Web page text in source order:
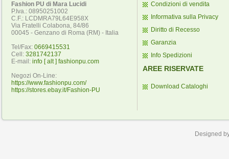
Fashion PU di Mara Lucidi
P.Iva.: 08950251002
C.F.: LCDMRA79L64E958X
Via Fratelli Colabona, 84/86
00045 - Genzano di Roma (RM) - Italia
Tel/Fax: 0669415531
Cell: 3281742137
E-mail: info [ alt ] fashionpu.com
Negozi On-Line:
https://www.fashionpu.com/
https://stores.ebay.it/Fashion-PU
Condizioni di vendita
Informativa sulla Privacy
Diritto di Recesso
Garanzia
Info Spedizioni
AREE RISERVATE
Download Cataloghi
Designed